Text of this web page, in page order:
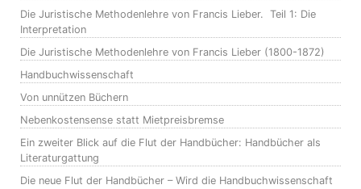
Die Juristische Methodenlehre von Francis Lieber. Teil 1: Die
Interpretation
Die Juristische Methodenlehre von Francis Lieber (1800-1872)
Handbuchwissenschaft
Von unnützen Büchern
Nebenkostensense statt Mietpreisbremse
Ein zweiter Blick auf die Flut der Handbücher: Handbücher als
Literaturgattung
Die neue Flut der Handbücher – Wird die Handbuchwissenschaft